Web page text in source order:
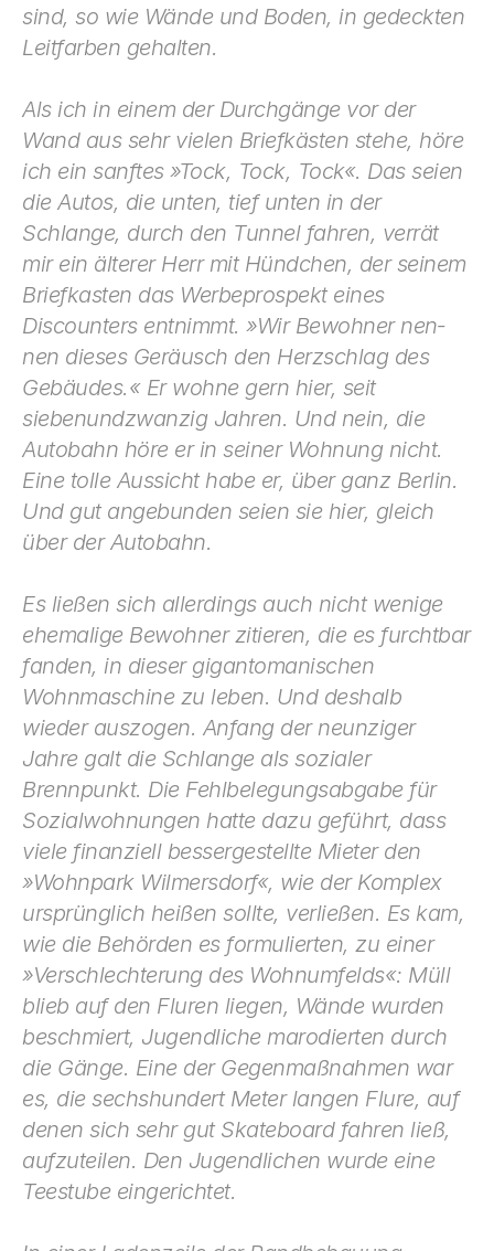
sind, so wie Wände und Boden, in gedeckten
Leitfarben gehalten.
Als ich in einem der Durchgänge vor der
Wand aus sehr vielen Briefkästen stehe, höre
ich ein sanftes »Tock, Tock, Tock«. Das seien
die Autos, die unten, tief unten in der
Schlange, durch den Tunnel fahren, verrät
mir ein älterer Herr mit Hündchen, der seinem
Briefkasten das Werbepro­spekt eines
Discounters entnimmt. »Wir Bewohner nen­
nen dieses Geräusch den Herzschlag des
Gebäudes.« Er wohne gern hier, seit
siebenundzwanzig Jahren. Und nein, die
Autobahn höre er in seiner Wohnung nicht.
Eine tolle Aussicht habe er, über ganz Berlin.
Und gut angebunden seien sie hier, gleich
über der Autobahn.
Es ließen sich allerdings auch nicht wenige
ehemalige Be­wohner zitieren, die es furchtbar
fanden, in dieser giganto­manischen
Wohnmaschine zu leben. Und deshalb
wieder auszogen. Anfang der neunziger
Jahre galt die Schlange als sozialer
Brennpunkt. Die Fehlbelegungsabgabe für
Sozial­wohnungen hatte dazu geführt, dass
viele finanziell besser­gestellte Mieter den
»Wohnpark Wilmersdorf«, wie der Komplex
ursprünglich heißen sollte, verließen. Es kam,
wie die Behörden es formulierten, zu einer
»Verschlechterung des Wohnumfelds«: Müll
blieb auf den Fluren liegen, Wände wurden
beschmiert, Jugendliche marodierten durch
die Gänge. Eine der Gegenmaßnahmen war
es, die sechs­hundert Meter langen Flure, auf
denen sich sehr gut Skate­board fahren ließ,
aufzuteilen. Den Jugendlichen wurde eine
Teestube eingerichtet.